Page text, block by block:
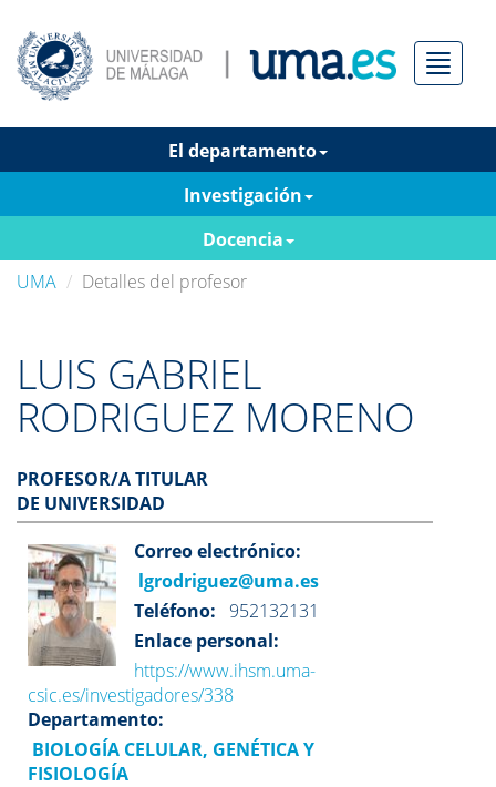
Menú
El departamento
Investigación
Docencia
UMA
Detalles del profesor
LUIS GABRIEL
RODRIGUEZ MORENO
PROFESOR/A TITULAR
DE UNIVERSIDAD
Correo electrónico:
lgrodriguez@uma.es
Teléfono: 952132131
Enlace personal:
https://www.ihsm.uma-
csic.es/investigadores/338
Departamento:
BIOLOGÍA CELULAR, GENÉTICA Y
FISIOLOGÍA